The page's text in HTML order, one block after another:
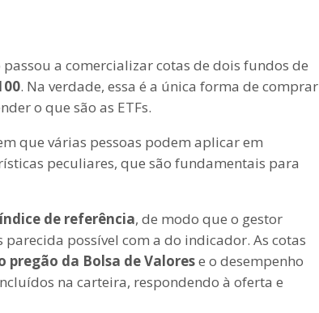
a comercializar cotas de dois fundos de
. Na verdade, essa é a única forma de comprar
o que são as ETFs.
que várias pessoas podem aplicar em
peculiares, que são fundamentais para
de referência, de modo que o gestor
possível com a do indicador. As cotas
pregão da Bolsa de Valorese o desempenho
na carteira, respondendo à oferta e